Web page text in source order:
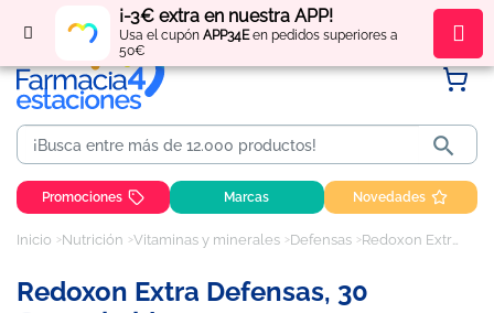
¡-3€ extra en nuestra APP!
Usa el cupón APP34Een pedidos superiores a
50€
Regístratey obténpuntos por tus compras

Promociones Marcas Novedades
Inicio Nutrición Vitaminas y minerales Defensas Redoxon Extra Defensas, 30 comprimidos
Redoxon Extra Defensas, 30